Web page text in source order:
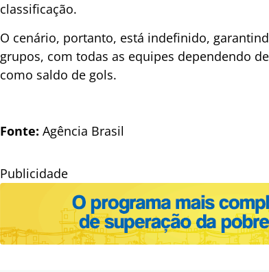
classificação.
O cenário, portanto, está indefinido,
grupos, com todas as equipes dependendo
como saldo de gols.
Fonte: Agência Brasil
Publicidade